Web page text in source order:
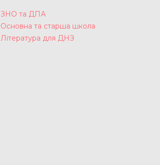
ЗНО та ДПА
Основна та старша школа
Література для ДНЗ